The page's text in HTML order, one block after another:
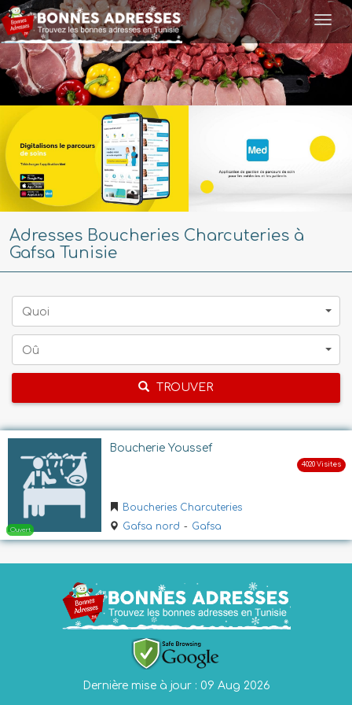
Adresses Boucheries Charcuteries à
Gafsa Tunisie
Quoi
Oû
TROUVER
Boucherie Youssef
Boucheries Charcuteries
Gafsa nord - Gafsa
Dernière mise à jour : 09 Aug 2026